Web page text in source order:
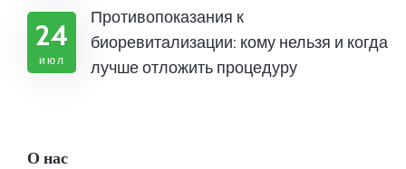
24
июл
Противопоказания к
биоревитализации: кому нельзя и когда
лучше отложить процедуру
О нас